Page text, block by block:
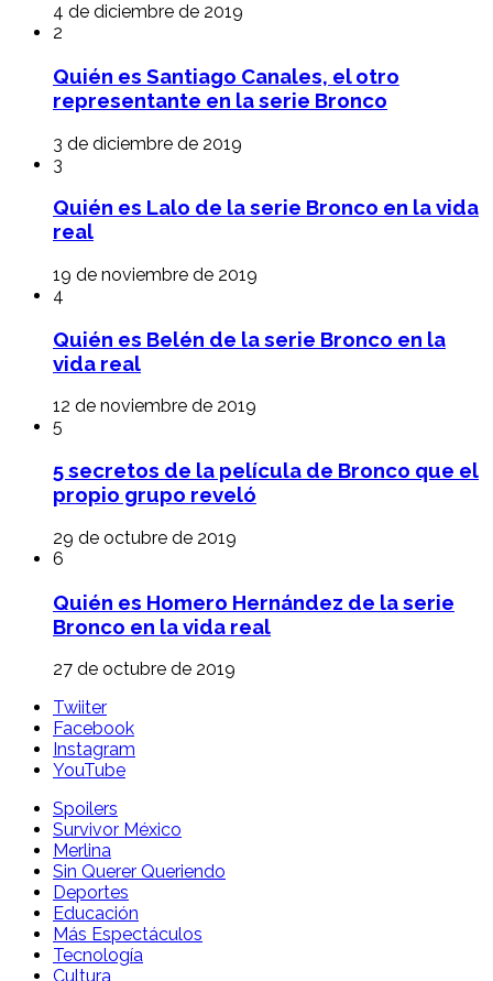
4 de diciembre de 2019
2
Quién es Santiago Canales, el otro
representante en la serie Bronco
3 de diciembre de 2019
3
Quién es Lalo de la serie Bronco en la vida
real
19 de noviembre de 2019
4
Quién es Belén de la serie Bronco en la
vida real
12 de noviembre de 2019
5
5 secretos de la película de Bronco que el
propio grupo reveló
29 de octubre de 2019
6
Quién es Homero Hernández de la serie
Bronco en la vida real
27 de octubre de 2019
Twiiter
Facebook
Instagram
YouTube
Spoilers
Survivor México
Merlina
Sin Querer Queriendo
Deportes
Educación
Más Espectáculos
Tecnología
Cultura